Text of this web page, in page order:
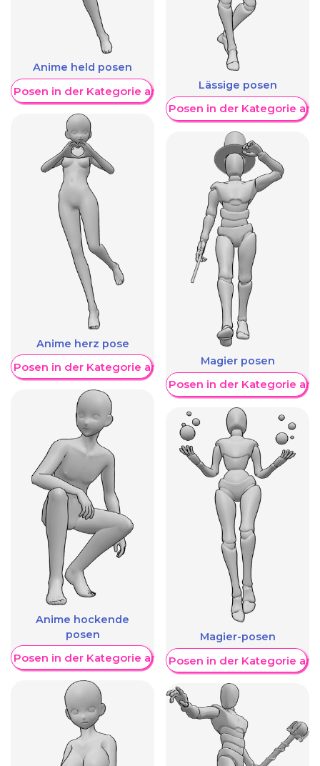
Anime held posen
Posen in der Kategorie anzeigen
Anime herz pose
Posen in der Kategorie anzeigen
Anime hockende
posen
Posen in der Kategorie anzeigen
Lässige posen
Weitere Posen in der Kategorie
Magier posen
Weitere Posen in der Kategorie
Magier-posen
Weitere Posen in der Kategorie